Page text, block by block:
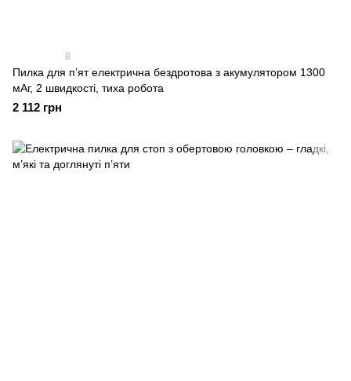
8
Пилка для п’ят електрична бездротова з акумулятором 1300
мАг, 2 швидкості, тиха робота
2 112 грн